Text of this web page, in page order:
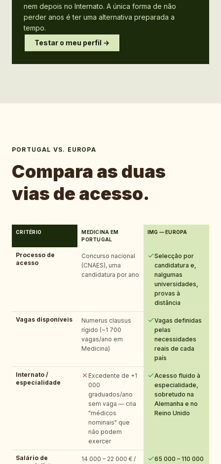
nem depois no Internato. A única forma de não
perder anos é ter uma alternativa preparada a
tempo.
Testar o meu perfil →
PORTUGAL VS. EUROPA
Compara as duas
vias de acesso.
CRITÉRIO
MEDICINA EM
PORTUGAL
IMG — EUROPA
Processo de
acesso
Concurso nacional
(CNAES), uma
candidatura por ano
Selecção por
candidatura e,
nalgumas
universidades,
provas à
distância
Vagas disponíveis
Numerus clausus
rígido (~1 700
vagas/ano em
Medicina)
Vagas definidas
pelas
necessidades
reais de cada
país
Internato /
especialidade
Excedente de +1
000
graduados/ano
sem vaga — cria
"médicos
nominais" que
não podem
exercer
Acesso fluido à
especialidade,
sobretudo na
Alemanha e no
Reino Unido
Salário de
14 000 – 22 000 € / 65 000 – 110 000